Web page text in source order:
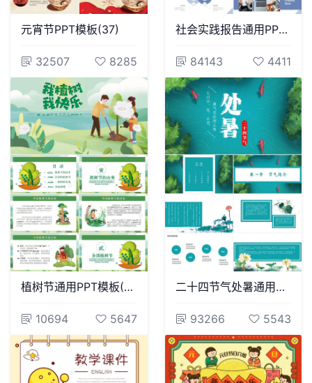
元宵节PPT模板(37)
32507 8285
社会实践报告通用PPT模板(28)
84143 4411
植树节通用PPT模板(77)
10694 5647
二十四节气处暑通用PPT模板(12)
93266 5543